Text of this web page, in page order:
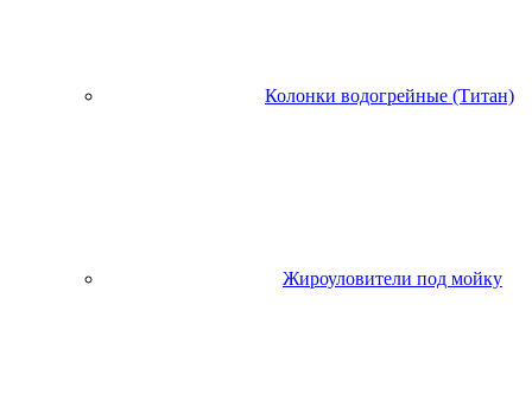
Колонки водогрейные (Титан)
Жироуловители под мойку